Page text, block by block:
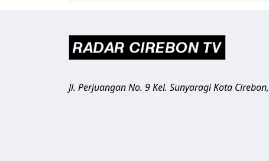
Jl. Perjuangan No. 9 Kel. SunyaragiKota Cirebon,